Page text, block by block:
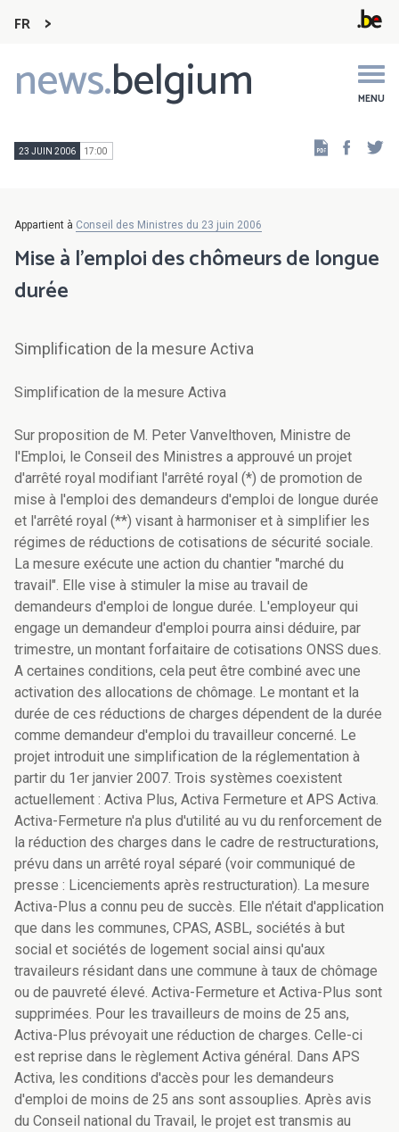
FR
news.belgium MENU
Main
navigation
23 JUIN 2006 17:00
Appartient à Conseil des Ministres du 23 juin 2006
Mise à l'emploi des chômeurs de longue
durée
Simplification de la mesure Activa
Simplification de la mesure Activa
Sur proposition de M. Peter Vanvelthoven, Ministre de
l'Emploi, le Conseil des Ministres a approuvé un projet
d'arrêté royal modifiant l'arrêté royal (*) de promotion de
mise à l'emploi des demandeurs d'emploi de longue durée
et l'arrêté royal (**) visant à harmoniser et à simplifier les
régimes de réductions de cotisations de sécurité sociale.
La mesure exécute une action du chantier "marché du
travail". Elle vise à stimuler la mise au travail de
demandeurs d'emploi de longue durée. L'employeur qui
engage un demandeur d'emploi pourra ainsi déduire, par
trimestre, un montant forfaitaire de cotisations ONSS dues.
A certaines conditions, cela peut être combiné avec une
activation des allocations de chômage. Le montant et la
durée de ces réductions de charges dépendent de la durée
comme demandeur d'emploi du travailleur concerné. Le
projet introduit une simplification de la réglementation à
partir du 1er janvier 2007. Trois systèmes coexistent
actuellement : Activa Plus, Activa Fermeture et APS Activa.
Activa-Fermeture n'a plus d'utilité au vu du renforcement de
la réduction des charges dans le cadre de restructurations,
prévu dans un arrêté royal séparé (voir communiqué de
presse : Licenciements après restructuration). La mesure
Activa-Plus a connu peu de succès. Elle n'était d'application
que dans les communes, CPAS, ASBL, sociétés à but
social et sociétés de logement social ainsi qu'aux
travaileurs résidant dans une commune à taux de chômage
ou de pauvreté élevé. Activa-Fermeture et Activa-Plus sont
supprimées. Pour les travailleurs de moins de 25 ans,
Activa-Plus prévoyait une réduction de charges. Celle-ci
est reprise dans le règlement Activa général. Dans APS
Activa, les conditions d'accès pour les demandeurs
d'emploi de moins de 25 ans sont assouplies. Après avis
du Conseil national du Travail, le projet est transmis au